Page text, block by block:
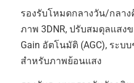
รองรับโหมดกลางวัน/กลาง
ภาพ 3DNR, ปรับสมดุลแสง
Gain อัตโนมัติ (AGC), ระบ
สำหรับภาพย้อนแสง